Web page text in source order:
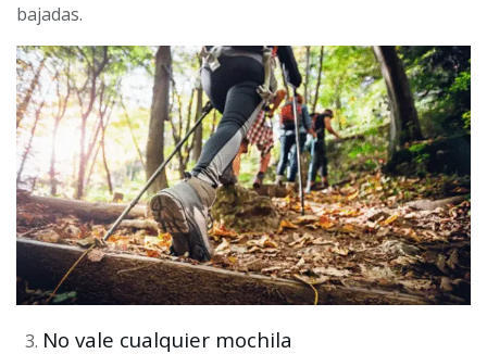
bajadas.
No vale cualquier mochila